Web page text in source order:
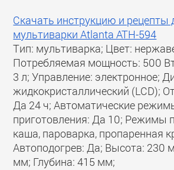
Скачать инструкцию и рецепты
мультиварки Atlanta ATH-594
Тип: мультиварка; Цвет:
Потребляемая мощность: 500
3 л; Управление: электронное;
жидкокристаллический (LCD);
Да 24 ч; Автоматические
приготовления: Да 10; Режимы
каша, пароварка, пропаренная
Автоподогрев: Да; Высота: 230
мм; Глубина: 415 мм;